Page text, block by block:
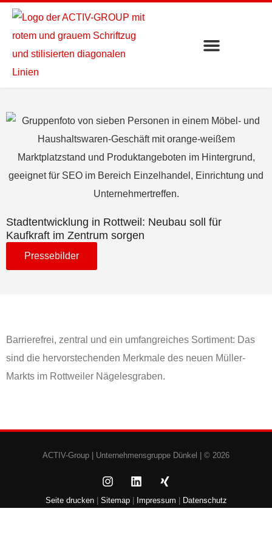
Stadtentwicklung in Rottweil: Neubau soll für
Kaufkraft im Zentrum sorgen
Pressebilder
Barrierefrei, zentral und ein umfangreiches Sortiment: Das
sind die hervorstechenden Merkmale des neuen Müller-
Markts im Rottweiler Nägelesgraben.
ACTIV-Group | Unternehmensgruppe Dünkel | © 2026
Seite drucken Sitemap| Impressum Datenschutz